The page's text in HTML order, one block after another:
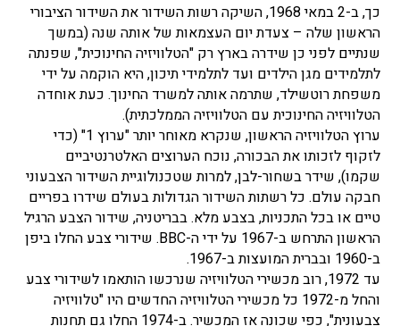
כך, ב-2 במאי 1968, השיקה רשות השידור את השידור הציבורי
הראשון שלה – צעדת יום העצמאות של אותה שנה (במשך
שנתיים לפני כן שידרה בארץ רק "הטלוויזיה החינוכית", שפנתה
לתלמידים מגן הילדים ועד לתלמידי תיכון, היא הוקמה על ידי
משפחת רוטשילד, שתרמה אותה למשרד החינוך. כעת אוחדה
הטלוויזיה החינוכית עם הטלוויזיה הממלכתית).
ערוץ הטלוויזיה הראשון, שנקרא מאוחר יותר "ערוץ 1" (כדי
לזקוף לזכותו את הבכורה, נוכח הערוצים האלטרנטיביים
שקמו), שידר בשחור-לבן, למרות שטכנולוגיית השידור הצבעוני
חבקה עולם. כל רשתות השידור הגדולות בעולם שידרו בפריים
טיים או בכל התכניות, בצבע מלא. בבריטניה, שידור הצבע הרגיל
הראשון התרחש ב-1967 על ידי ה-BBC. שידורי צבע החלו ביפן
ב-1960 ובברית המועצות ב-1967.
עד 1972, רוב מכשירי הטלוויזיה שנרכשו הותאמו לשידורי צבע
והחל מ-1972 כל מכשירי הטלוויזיה החדשים היו "טלוויזיה
צבעונית", כפי שכונה אז המכשיר. ב-1974 החלו גם תחנות